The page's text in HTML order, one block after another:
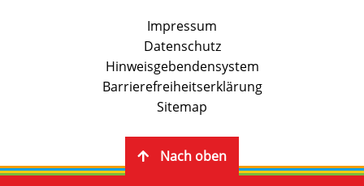
Impressum
Datenschutz
Hinweisgebendensystem
Barrierefreiheitserklärung
Sitemap
Nach oben